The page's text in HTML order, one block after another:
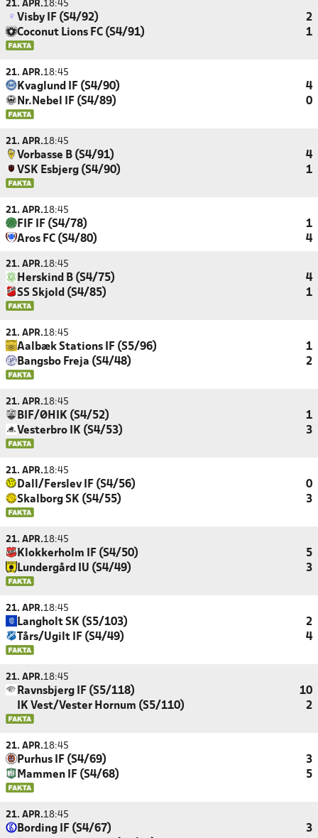
21. APR.18:45
Visby IF (S4/92)
2
Coconut Lions FC (S4/91)
1
21. APR.18:45
Kvaglund IF (S4/90)
4
Nr.Nebel IF (S4/89)
0
21. APR.18:45
Vorbasse B (S4/91)
4
VSK Esbjerg (S4/90)
1
21. APR.18:45
FIF IF (S4/78)
1
Aros FC (S4/80)
4
21. APR.18:45
Herskind B (S4/75)
4
SS Skjold (S4/85)
1
21. APR.18:45
Aalbæk Stations IF (S5/96)
1
Bangsbo Freja (S4/48)
2
21. APR.18:45
BIF/ØHIK (S4/52)
1
Vesterbro IK (S4/53)
3
21. APR.18:45
Dall/Ferslev IF (S4/56)
0
Skalborg SK (S4/55)
3
21. APR.18:45
Klokkerholm IF (S4/50)
5
Lundergård IU (S4/49)
3
21. APR.18:45
Langholt SK (S5/103)
2
Tårs/Ugilt IF (S4/49)
4
21. APR.18:45
Ravnsbjerg IF (S5/118)
10
IK Vest/Vester Hornum (S5/110)
2
21. APR.18:45
Purhus IF (S4/69)
3
Mammen IF (S4/68)
5
21. APR.18:45
Bording IF (S4/67)
3